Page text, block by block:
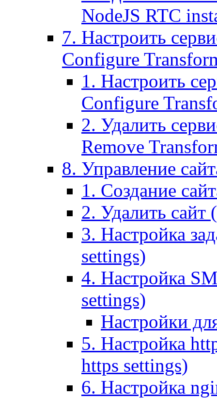
NodeJS RTC
7. Настроить
Configure
1. Настроить
Configure
2. Удалить
Remove
8. Управление
1. Создание
2. Удалить сайт
3. Настройка
settings)
4. Настройка
settings)
Настройки
5. Настройка
https settings)
6. Настройка